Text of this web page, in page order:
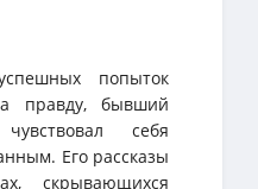
попыток
правду, бывший
себя
Его рассказы
скрывающихся